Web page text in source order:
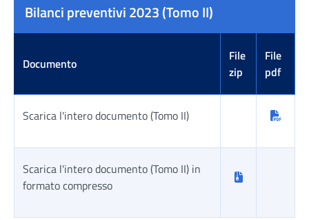
Bilanci preventivi 2023 (Tomo II)
Documento
File
zip
File
pdf
Scarica l'intero documento (Tomo II)
Scarica l'intero documento (Tomo II) in
formato compresso